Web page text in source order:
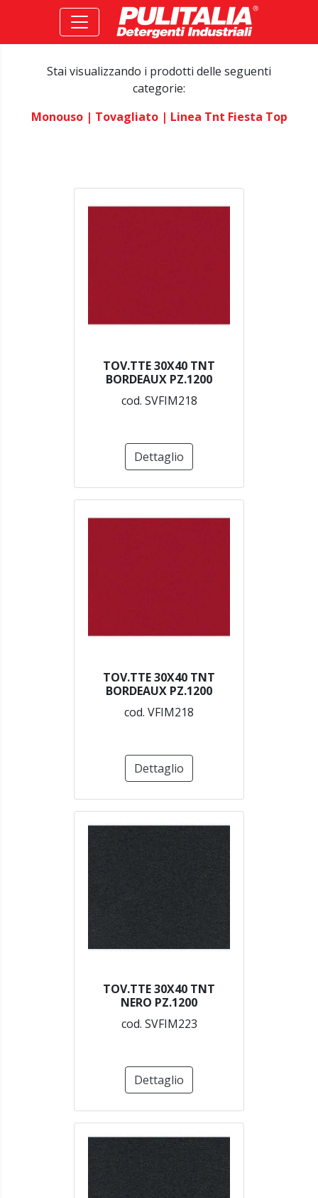
Stai visualizzando i prodotti delle seguenti
categorie:
Monouso | Tovagliato | Linea Tnt Fiesta Top
TOV.TTE 30X40 TNT
BORDEAUX PZ.1200
cod. SVFIM218
Dettaglio
TOV.TTE 30X40 TNT
BORDEAUX PZ.1200
cod. VFIM218
Dettaglio
TOV.TTE 30X40 TNT
NERO PZ.1200
cod. SVFIM223
Dettaglio